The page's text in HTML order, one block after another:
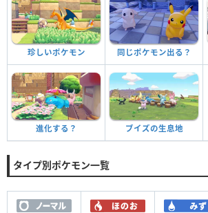
珍しいポケモン 同じポケモン出る？
進化する？ ブイズの生息地
タイプ別ポケモン一覧